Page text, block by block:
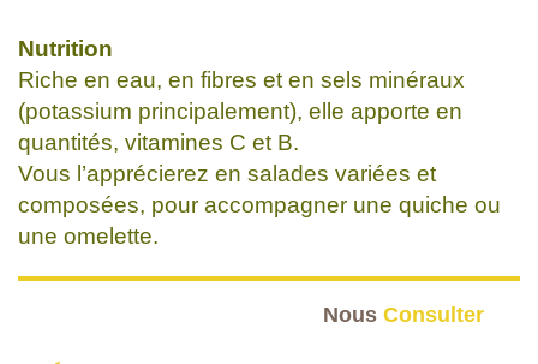
Nutrition
Riche en eau, en fibres et en sels minéraux
(potassium principalement), elle apporte en
quantités, vitamines C et B.
Vous l’apprécierez en salades variées et
composées, pour accompagner une quiche ou
une omelette.
Nous Consulter